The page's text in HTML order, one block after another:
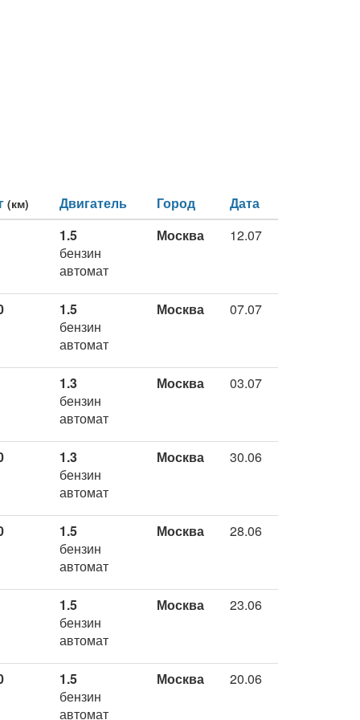
(км) Двигатель Город
Дата
1.5
бензин
автомат
Москва 12.07
1.5
бензин
автомат
Москва 07.07
1.3
бензин
автомат
Москва 03.07
1.3
бензин
автомат
Москва 30.06
1.5
бензин
автомат
Москва 28.06
1.5
бензин
автомат
Москва 23.06
1.5
бензин
автомат
Москва 20.06